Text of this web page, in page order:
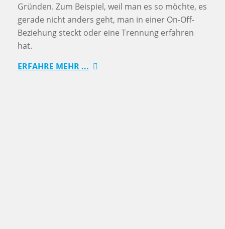
Gründen. Zum Beispiel, weil man es so möchte, es
gerade nicht anders geht, man in einer On-Off-
Beziehung steckt oder eine Trennung erfahren
hat.
ERFAHRE MEHR ...